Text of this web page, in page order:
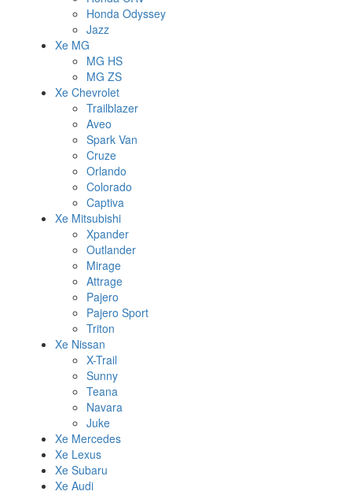
Honda Odyssey
Jazz
Xe MG
MG HS
MG ZS
Xe Chevrolet
Trailblazer
Aveo
Spark Van
Cruze
Orlando
Colorado
Captiva
Xe Mitsubishi
Xpander
Outlander
Mirage
Attrage
Pajero
Pajero Sport
Triton
Xe Nissan
X-Trail
Sunny
Teana
Navara
Juke
Xe Mercedes
Xe Lexus
Xe Subaru
Xe Audi